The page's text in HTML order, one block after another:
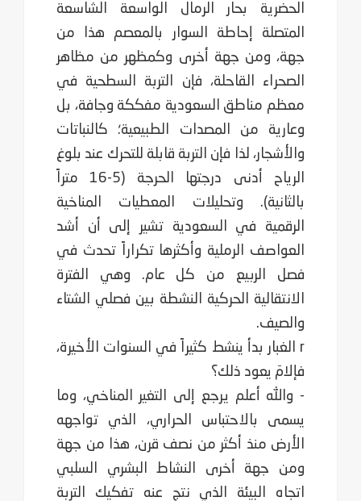
الحضرية بحار الرمال الواسعة الشاسعة
المتصلة إحاطة السوار ‏بالمعصم هذا من
جهة، ومن جهة أخرى وكمظهر من مظاهر
الصحراء القاحلة، فإن التربة السطحية في
‏معظم مناطق السعودية مفككة وجافة، بل
وعارية من المصدات الطبيعية؛ كالنباتات
والأشجار، لذا فإن ‏التربة قابلة للتحرك عند بلوغ
الرياح أدنى درجتها الحرجة (5-16 متراً
بالثانية). ‏وتحليلات المعطيات المناخية
الرقمية في السعودية تشير إلى أن أشد
العواصف الرملية وأكثرها تكراراً ‏‏تحدث في
فصل الربيع من كل عام. وهي الفترة
الانتقالية الحركية النشطة بين فصلي الشتاء
والصيف.
r الغبار بدأ ينشط كثيراً في السنوات الأخيرة،
فإلامَ يعود ذلك؟‏
- والله أعلم يرجع إلى التغير المناخي، وما
يسمى بالاحتباس الحراري، الذي تواجهه
الأرض منذ أكثر من ‏‏‏نصف قرن، هذا من جهة
ومن جهة أخرى النشاط البشري السلبي
اتجاه البيئة الذي نتج عنه تفكيك التربة